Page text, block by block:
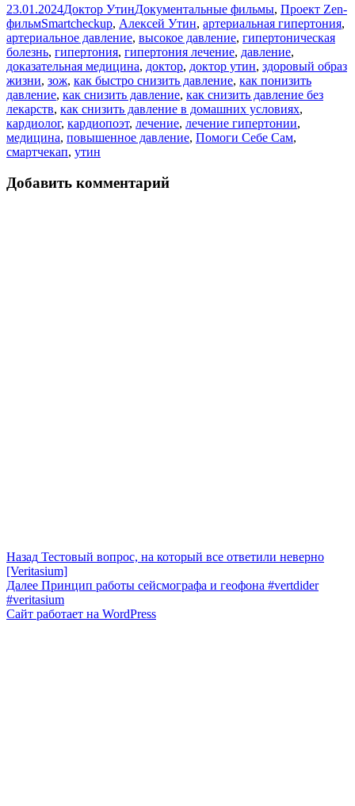
Опубликовано
23.01.2024Автор
Доктор УтинРубрики
Документальные фильмы, Проект Zen-
фильмМетки
Smartcheckup, Алексей Утин, артериальная гипертония,
артериальное давление, высокое давление, гипертоническая
болезнь, гипертония, гипертония лечение, давление,
доказательная медицина, доктор, доктор утин, здоровый образ
жизни, зож, как быстро снизить давление, как понизить
давление, как снизить давление, как снизить давление без
лекарств, как снизить давление в домашних условиях,
кардиолог, кардиопоэт, лечение, лечение гипертонии,
медицина, повышенное давление, Помоги Себе Сам,
смартчекап, утин
Добавить комментарий
Навигация
по
записям
Назад Предыдущая
запись:
Тестовый вопрос, на который все ответили неверно
[Veritasium]
Далее Следующая
запись:
Принцип работы сейсмографа и геофона #vertdider
#veritasium
Сайт работает на WordPress